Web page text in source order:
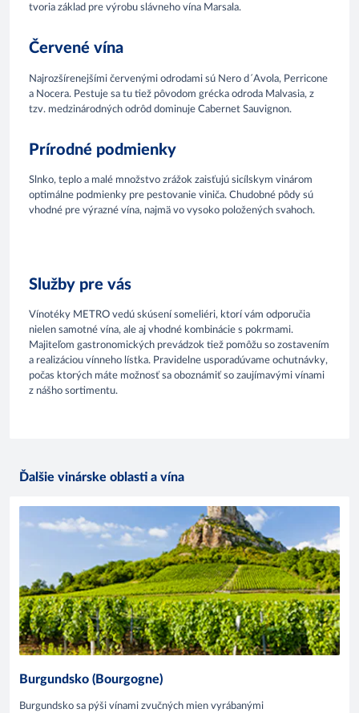
tvoria základ pre výrobu slávneho vína Marsala.
Červené vína
Najrozšírenejšími červenými odrodami sú Nero d´Avola, Perricone
a Nocera. Pestuje sa tu tiež pôvodom grécka odroda Malvasia, z
tzv. medzinárodných odrôd dominuje Cabernet Sauvignon.
Prírodné podmienky
Slnko, teplo a malé množstvo zrážok zaisťujú sicílskym vinárom
optimálne podmienky pre pestovanie viniča. Chudobné pôdy sú
vhodné pre výrazné vína, najmä vo vysoko položených svahoch.
Služby pre vás
Vínotéky METRO vedú skúsení someliéri, ktorí vám odporučia
nielen samotné vína, ale aj vhodné kombinácie s pokrmami.
Majiteľom gastronomických prevádzok tiež pomôžu so zostavením
a realizáciou vínneho lístka. Pravidelne usporadúvame ochutnávky,
počas ktorých máte možnosť sa oboznámiť so zaujímavými vínami
z nášho sortimentu.
Ďalšie vinárske oblasti a vína
Burgundsko (Bourgogne)
Burgundsko sa pýši vínami zvučných mien vyrábanými